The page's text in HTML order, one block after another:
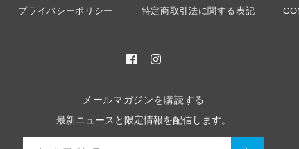
プライバシーポリシー 特定商取引法に関する表記
メールマガジンを購読する
最新ニュースと限定情報を配信します。